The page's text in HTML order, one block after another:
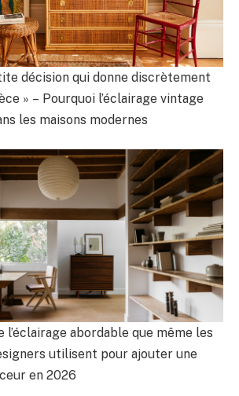
décision qui donne discrètement
» – Pourquoi l’éclairage vintage
les maisons modernes
l’éclairage abordable que même les
utilisent pour ajouter une
en 2026